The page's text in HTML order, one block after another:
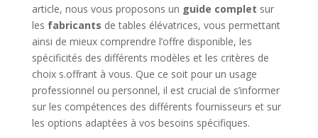
article, nous vous proposons un guide complet sur
les fabricants de tables élévatrices, vous permettant
ainsi de mieux comprendre l’offre disponible, les
spécificités des différents modèles et les critères de
choix s.offrant à vous. Que ce soit pour un usage
professionnel ou personnel, il est crucial de s’informer
sur les compétences des différents fournisseurs et sur
les options adaptées à vos besoins spécifiques.